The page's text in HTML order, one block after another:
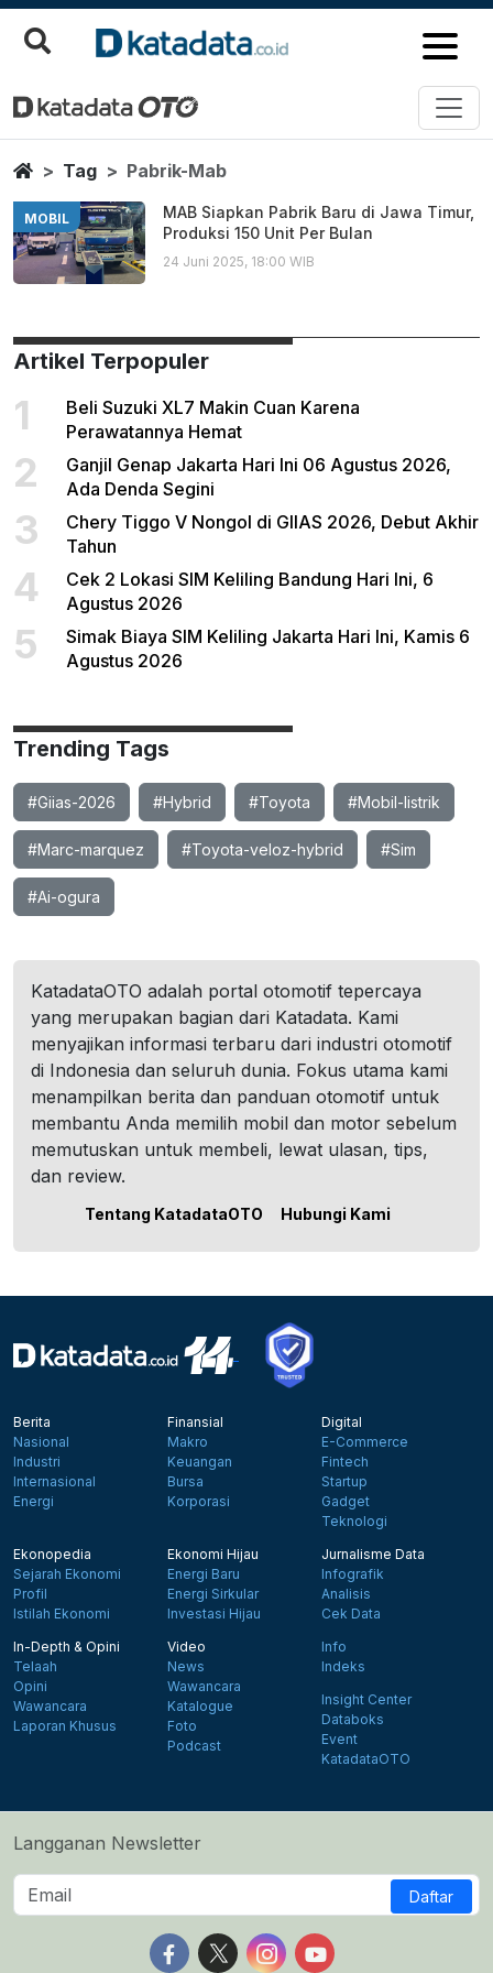
Pabrik Mab
Berita Terbaru
HomeTag Pabrik-Mab
MOBIL
MAB Siapkan Pabrik Baru di Jawa Timur,
Produksi 150 Unit Per Bulan
24 Juni 2025, 18:00 WIB
Artikel Terpopuler
1
Beli Suzuki XL7 Makin Cuan Karena
Perawatannya Hemat
2
Ganjil Genap Jakarta Hari Ini 06 Agustus 2026,
Ada Denda Segini
3
Chery Tiggo V Nongol di GIIAS 2026, Debut Akhir
Tahun
4
Cek 2 Lokasi SIM Keliling Bandung Hari Ini, 6
Agustus 2026
5
Simak Biaya SIM Keliling Jakarta Hari Ini, Kamis 6
Agustus 2026
Trending Tags
#Giias-2026 #Hybrid #Toyota #Mobil-listrik
#Marc-marquez #Toyota-veloz-hybrid #Sim
#Ai-ogura
KatadataOTO adalah portal otomotif tepercaya
yang merupakan bagian dari Katadata. Kami
menyajikan informasi terbaru dari industri otomotif
di Indonesia dan seluruh dunia. Fokus utama kami
menampilkan berita dan panduan otomotif untuk
membantu Anda memilih mobil dan motor sebelum
memutuskan untuk membeli, lewat ulasan, tips,
dan review.
Tentang KatadataOTO Hubungi Kami
Berita
Nasional
Industri
Internasional
Energi
Finansial
Makro
Keuangan
Bursa
Korporasi
Digital
E-Commerce
Fintech
Startup
Gadget
Teknologi
Ekonopedia
Sejarah Ekonomi
Profil
Istilah Ekonomi
Ekonomi Hijau
Energi Baru
Energi Sirkular
Investasi Hijau
Jurnalisme Data
Infografik
Analisis
Cek Data
In-Depth & Opini
Telaah
Opini
Wawancara
Laporan Khusus
Video
News
Wawancara
Katalogue
Foto
Podcast
Info
Indeks
Insight Center
Databoks
Event
KatadataOTO
Langganan Newsletter
Daftar
Follow us on Facebook
Follow us on X
Follow us on Instagram
Follow us on